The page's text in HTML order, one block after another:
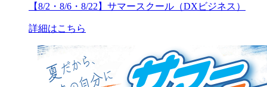
【8/2・8/6・8/22】サマースクール（DXビジネス）
詳細はこちら